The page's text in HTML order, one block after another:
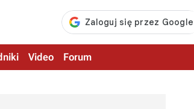
Video Forum